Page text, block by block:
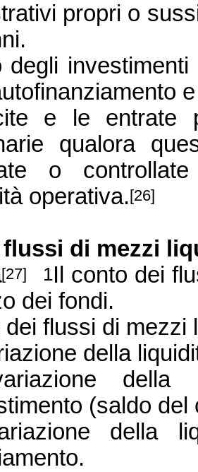
propri o
degli
e le entrate
qualora
o
operativa.[26]
di mezzi
[27] 1Il conto dei
dei fondi.
dei flussi di mezzi
della
della
(saldo
della